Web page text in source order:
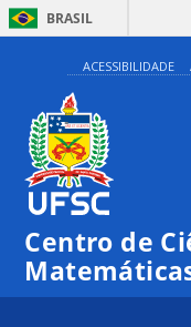
BRASIL
ACESSIBILIDADE
Centro de